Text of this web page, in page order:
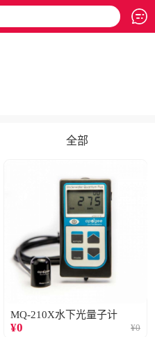
全部
MQ-210X水下光量子计
¥0 ¥0